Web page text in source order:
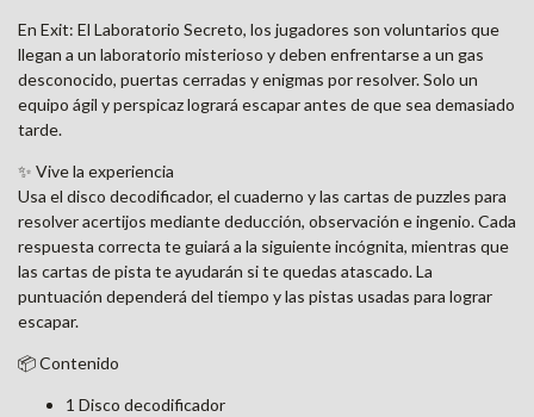
En Exit: El Laboratorio Secreto, los jugadores son voluntarios que
llegan a un laboratorio misterioso y deben enfrentarse a un gas
desconocido, puertas cerradas y enigmas por resolver. Solo un
equipo ágil y perspicaz logrará escapar antes de que sea demasiado
tarde.
✨ Vive la experiencia
Usa el disco decodificador, el cuaderno y las cartas de puzzles para
resolver acertijos mediante deducción, observación e ingenio. Cada
respuesta correcta te guiará a la siguiente incógnita, mientras que
las cartas de pista te ayudarán si te quedas atascado. La
puntuación dependerá del tiempo y las pistas usadas para lograr
escapar.
📦 Contenido
1 Disco decodificador